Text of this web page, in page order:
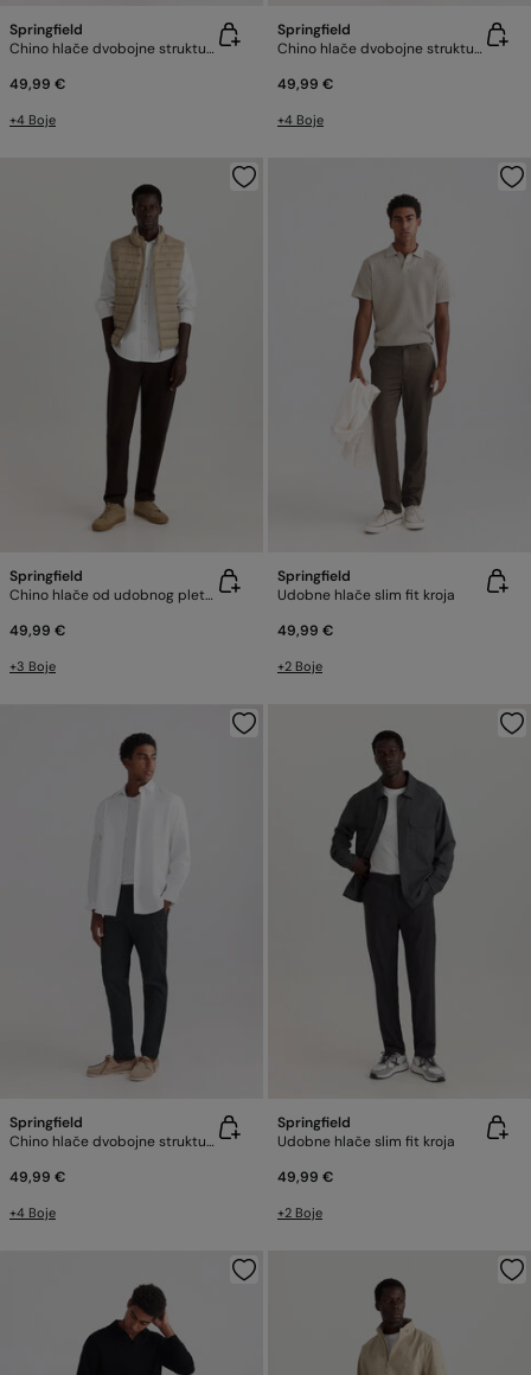
Springfield
Chino hlače dvobojne strukture comfort fit
49,99 €
+4 Boje
Springfield
Chino hlače dvobojne strukture comfort fit
49,99 €
+4 Boje
Springfield
Chino hlače od udobnog pletiva
49,99 €
+3 Boje
Springfield
Udobne hlače slim fit kroja
49,99 €
+2 Boje
Springfield
Chino hlače dvobojne strukture comfort fit
49,99 €
+4 Boje
Springfield
Udobne hlače slim fit kroja
49,99 €
+2 Boje